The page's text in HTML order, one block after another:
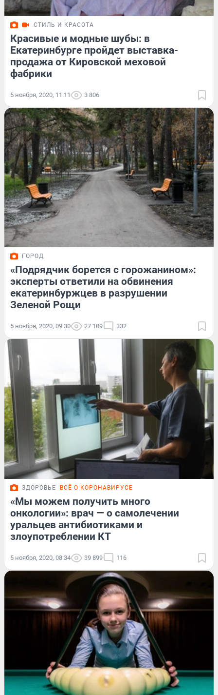
СТИЛЬ И КРАСОТА
Красивые и модные шубы: в
Екатеринбурге пройдет выставка-
продажа от Кировской меховой
фабрики
5 ноября, 2020, 11:11 3 806
ГОРОД
«Подрядчик борется с горожанином»:
эксперты ответили на обвинения
екатеринбуржцев в разрушении
Зеленой Рощи
5 ноября, 2020, 09:30 27 109 332
ЗДОРОВЬЕ ВСЁ О КОРОНАВИРУСЕ
«Мы можем получить много
онкологии»: врач — о самолечении
уральцев антибиотиками и
злоупотреблении КТ
5 ноября, 2020, 08:34 39 899 116